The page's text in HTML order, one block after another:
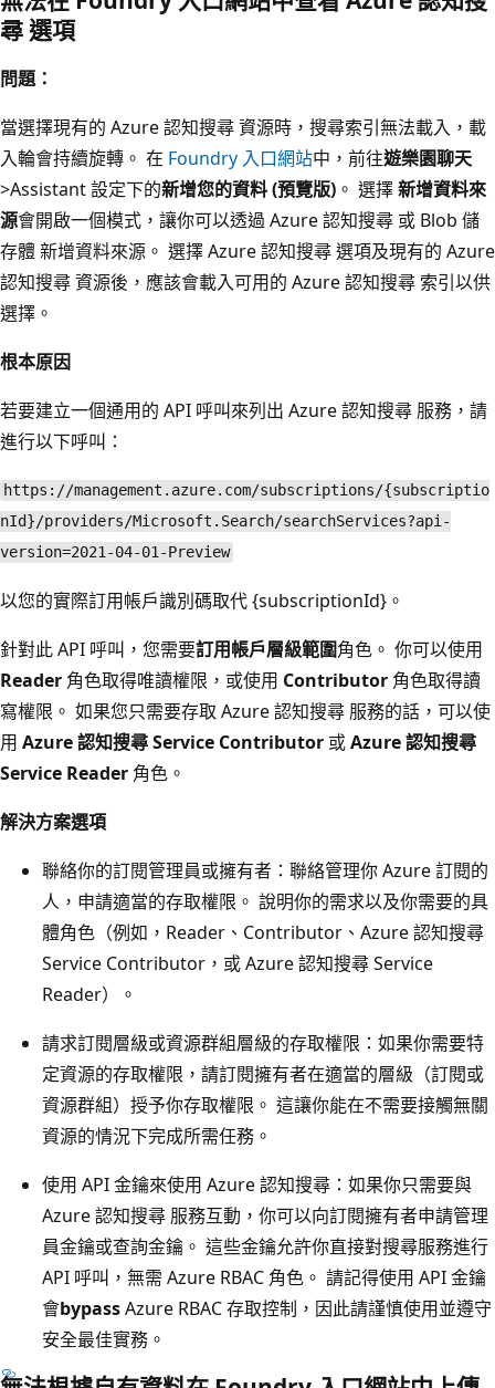
尋 選項
問題：
當選擇現有的 Azure 認知搜尋 資源時，搜尋索引無法載入，載
入輪會持續旋轉。 在 Foundry 入口網站中，前往遊樂園聊天
>Assistant 設定下的新增您的資料 (預覽版) 。 選擇新增資料來
源會開啟一個模式，讓你可以透過 Azure 認知搜尋 或 Blob 儲
存體 新增資料來源。 選擇 Azure 認知搜尋 選項及現有的 Azure
認知搜尋 資源後，應該會載入可用的 Azure 認知搜尋 索引以供
選擇。
根本原因
若要建立一個通用的 API 呼叫來列出 Azure 認知搜尋 服務，請
進行以下呼叫：
https://management.azure.com/subscriptions/{subscriptio
nId}/providers/Microsoft.Search/searchServices?api-
version=2021-04-01-Preview
以您的實際訂用帳戶識別碼取代 {subscriptionId}。
針對此 API 呼叫，您需要訂用帳戶層級範圍角色。 你可以使用
Reader 角色取得唯讀權限，或使用 Contributor 角色取得讀
寫權限。 如果您只需要存取 Azure 認知搜尋 服務的話，可以使
用 Azure 認知搜尋 Service Contributor 或Azure 認知搜尋
Service Reader 角色。
解決方案選項
聯絡你的訂閱管理員或擁有者：聯絡管理你 Azure 訂閱的
人，申請適當的存取權限。 說明你的需求以及你需要的具
體角色（例如，Reader、Contributor、Azure 認知搜尋
Service Contributor，或 Azure 認知搜尋 Service
Reader）。
請求訂閱層級或資源群組層級的存取權限：如果你需要特
定資源的存取權限，請訂閱擁有者在適當的層級（訂閱或
資源群組）授予你存取權限。 這讓你能在不需要接觸無關
資源的情況下完成所需任務。
使用 API 金鑰來使用 Azure 認知搜尋：如果你只需要與
Azure 認知搜尋 服務互動，你可以向訂閱擁有者申請管理
員金鑰或查詢金鑰。 這些金鑰允許你直接對搜尋服務進行
API 呼叫，無需 Azure RBAC 角色。 請記得使用 API 金鑰
會bypassAzure RBAC 存取控制，因此請謹慎使用並遵守
安全最佳實務。